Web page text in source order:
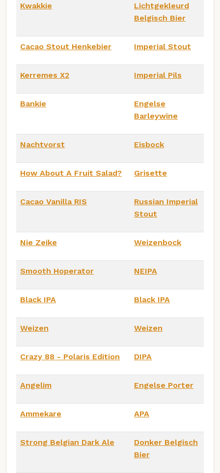
Kwakkie
Lichtgekleurd
Belgisch Bier
Cacao Stout Henkebier Imperial Stout
Kerremes X2 Imperial Pils
Bankie
Engelse
Barleywine
Nachtvorst Eisbock
How About A Fruit Salad? Grisette
Cacao Vanilla RIS
Russian Imperial
Stout
Nie Zeike Weizenbock
Smooth Hoperator NEIPA
Black IPA Black IPA
Weizen Weizen
Crazy 88 - Polaris Edition DIPA
Angelim Engelse Porter
Ammekare APA
Strong Belgian Dark Ale
Donker Belgisch
Bier